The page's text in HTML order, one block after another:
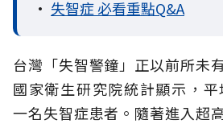
• 失智症 必看重點Q&A
台灣「失智警鐘」正以前所未
國家衛生研究院統計顯示，
一名失智症患者。隨著進入超